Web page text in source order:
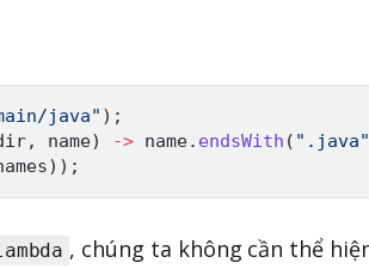
java" ) ;
, name) -> name. endsWith ( ".java"
) ) ;
, chúng ta không cần thể